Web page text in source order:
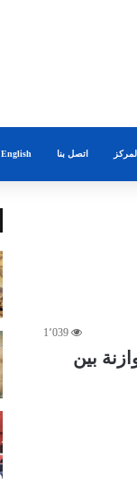
اتصل بنا English
1٬039
بين